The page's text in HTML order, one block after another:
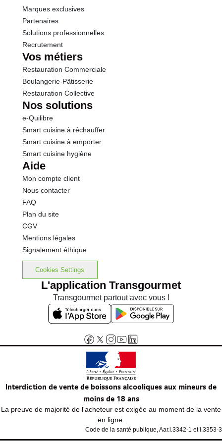
Marques exclusives
Partenaires
Solutions professionnelles
Recrutement
Vos métiers
Restauration Commerciale
Boulangerie-Pâtisserie
Restauration Collective
Nos solutions
e-Quilibre
Smart cuisine à réchauffer
Smart cuisine à emporter
Smart cuisine hygiène
Aide
Mon compte client
Nous contacter
FAQ
Plan du site
CGV
Mentions légales
Signalement éthique
Cookies Settings
L'application Transgourmet
Transgourmet partout avec vous !
Interdiction de vente de boissons alcooliques aux mineurs de
moins de 18 ans
La preuve de majorité de l'acheteur est exigée au moment de la vente
en ligne.
Code de la santé publique, Aar.l.3342-1 et l.3353-3